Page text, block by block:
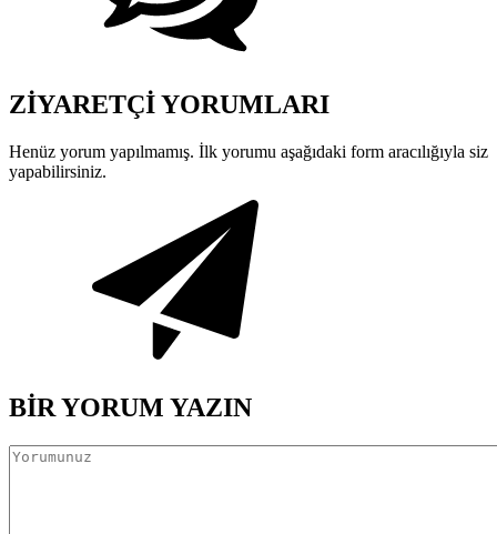
ZİYARETÇİ YORUMLARI
Henüz yorum yapılmamış. İlk yorumu aşağıdaki form aracılığıyla siz
yapabilirsiniz.
BİR YORUM YAZIN